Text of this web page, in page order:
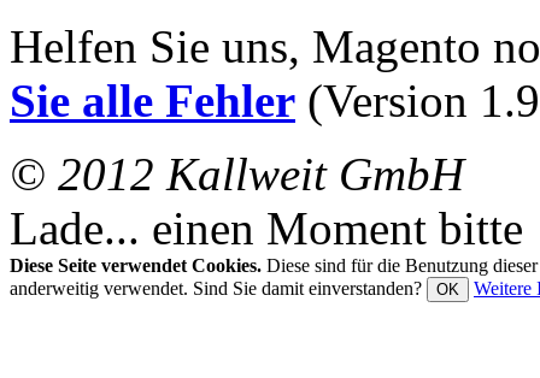
Helfen Sie uns, Magento
Sie alle Fehler (Version
© 2012 Kallweit GmbH
Lade... einen Moment bitte
Diese Seite verwendet Cookies. Diese sind für die Benutzung
anderweitig verwendet. Sind Sie damit einverstanden?
OK Weitere